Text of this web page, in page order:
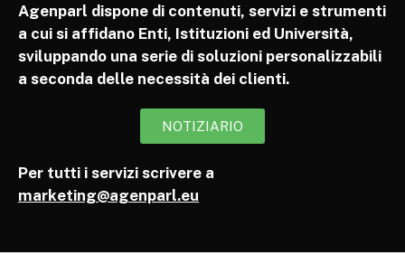
Agenparl dispone di contenuti, servizi e strumenti
a cui si affidano Enti, Istituzioni ed Università,
sviluppando una serie di soluzioni personalizzabili
a seconda delle necessità dei clienti.
NOTIZIARIO
Per tutti i servizi scrivere a
marketing@agenparl.eu